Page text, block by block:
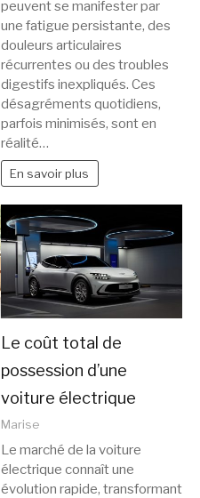
peuvent se manifester par
une fatigue persistante, des
douleurs articulaires
récurrentes ou des troubles
digestifs inexpliqués. Ces
désagréments quotidiens,
parfois minimisés, sont en
réalité…
En savoir plus
Le coût total de
possession d’une
voiture électrique
Marise
Le marché de la voiture
électrique connaît une
évolution rapide, transformant